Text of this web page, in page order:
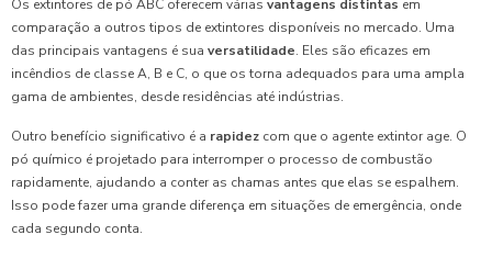
Os extintores de pó ABC oferecem várias vantagens distintas em
comparação a outros tipos de extintores disponíveis no mercado. Uma
das principais vantagens é sua versatilidade. Eles são eficazes em
incêndios de classe A, B e C, o que os torna adequados para uma ampla
gama de ambientes, desde residências até indústrias.
Outro benefício significativo é a rapidez com que o agente extintor age. O
pó químico é projetado para interromper o processo de combustão
rapidamente, ajudando a conter as chamas antes que elas se espalhem.
Isso pode fazer uma grande diferença em situações de emergência, onde
cada segundo conta.